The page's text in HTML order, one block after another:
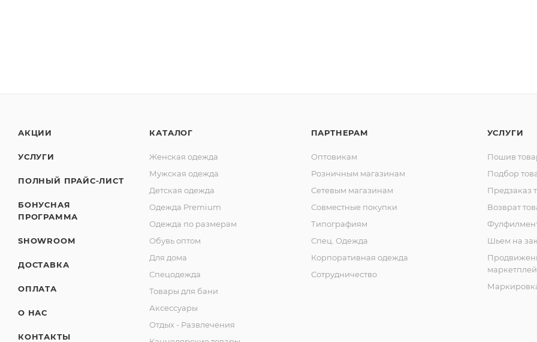
АКЦИИ
УСЛУГИ
ПОЛНЫЙ ПРАЙС-ЛИСТ
БОНУСНАЯ
ПРОГРАММА
SHOWROOM
ДОСТАВКА
ОПЛАТА
О НАС
КОНТАКТЫ
КАТАЛОГ
Женская одежда
Мужская одежда
Детская одежда
Одежда Premium
Одежда по размерам
Обувь оптом
Для дома
Спецодежда
Товары для бани
Аксессуары
Отдых - Развлечения
ПАРТНЕРАМ
Оптовикам
Розничным магазинам
Сетевым магазинам
Совместные покупки
Типографиям
Спец. Одежда
Корпоративная одежда
Сотрудничество
УСЛУГИ
Пошив
Подбор
Предзаказ
Возврат
Шьем на